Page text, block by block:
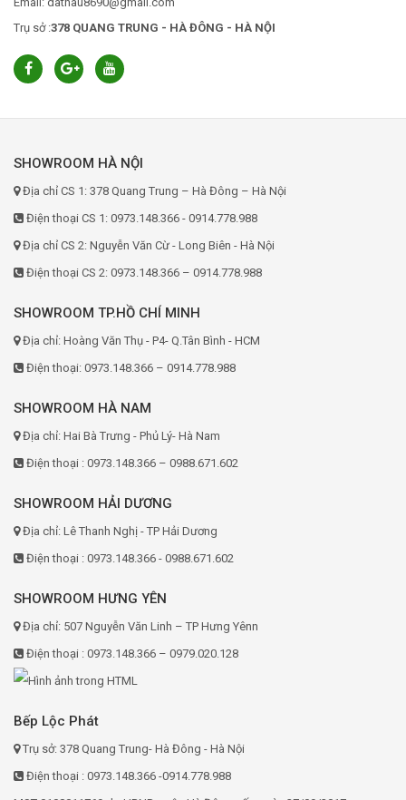
Trụ sở :378 QUANG TRUNG - HÀ ĐÔNG - HÀ NỘI
SHOWROOM HÀ NỘI
Địa chỉ CS 1: 378 Quang Trung – Hà Đông – Hà Nội
Điện thoại CS 1: 0973.148.366 - 0914.778.988
Địa chỉ CS 2: Nguyễn Văn Cừ - Long Biên - Hà Nội
Điện thoại CS 2: 0973.148.366 – 0914.778.988
SHOWROOM TP.HỒ CHÍ MINH
Địa chỉ: Hoàng Văn Thụ - P4- Q.Tân Bình - HCM
Điện thoại: 0973.148.366 – 0914.778.988
SHOWROOM HÀ NAM
Địa chỉ: Hai Bà Trưng - Phủ Lý- Hà Nam
Điện thoại : 0973.148.366 – 0988.671.602
SHOWROOM HẢI DƯƠNG
Địa chỉ: Lê Thanh Nghị - TP Hải Dương
Điện thoại : 0973.148.366 - 0988.671.602
SHOWROOM HƯNG YÊN
Địa chỉ: 507 Nguyễn Văn Linh – TP Hưng Yênn
Điện thoại : 0973.148.366 – 0979.020.128
Bếp Lộc Phát
Trụ sở: 378 Quang Trung- Hà Đông - Hà Nội
Điện thoại : 0973.148.366 -0914.778.988